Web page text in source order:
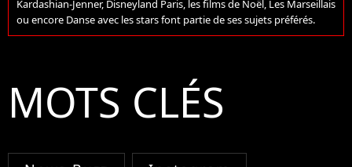
Kardashian-Jenner, Disneyland Paris, les films de Noël, Les Marseillais
ou encore Danse avec les stars font partie de ses sujets préférés.
MOTS CLÉS